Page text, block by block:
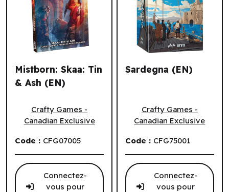
Mistborn: Skaa: Tin
& Ash (EN)
Crafty Games -
Canadian Exclusive
Code : CFG07005
Connectez-
vous pour
Sardegna (EN)
Crafty Games -
Canadian Exclusive
Code : CFG75001
Connectez-
vous pour